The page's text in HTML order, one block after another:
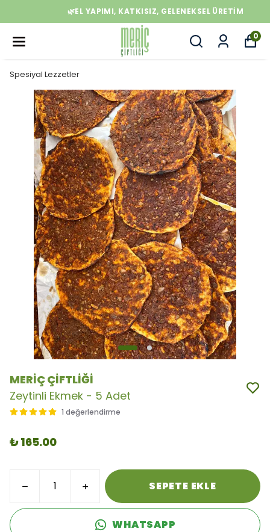
🌿EL YAPIMI, KATKISIZ, GELENEKSEL ÜRETIM
0
Spesiyal Lezzetler
MERİÇ ÇİFTLİĞİ
Zeytinli Ekmek - 5 Adet
1 değerlendirme
₺ 165.00
SEPETE EKLE
WHATSAPP